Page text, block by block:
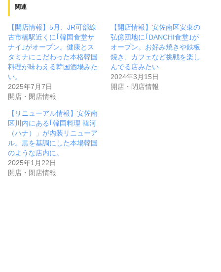
関連
【開店情報】5月、JR可部線
古市橋駅近くに｢韓国食堂サ
ナイ｣がオープン。健康とス
タミナにこだわった本格韓国
料理が味わえる韓国酒場みた
い。
2025年7月7日
開店・閉店情報
【開店情報】安佐南区安東の
弘億団地に｢DANCHI食堂｣が
オープン。お好み焼きや鉄板
焼き、カフェなど挑戦を楽し
んでる店みたい
2024年3月15日
開店・閉店情報
【リニューアル情報】安佐南
区川内にある｢韓国料理 韓河
（ハナ）」が内装リニューア
ル。黒を基調にした本場韓国
のような店内に。
2025年1月22日
開店・閉店情報